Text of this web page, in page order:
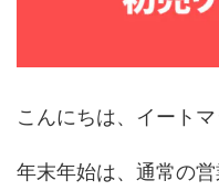
こんにちは、イートマ
年末年始は、通常の